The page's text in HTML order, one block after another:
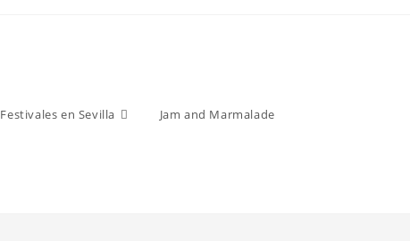
Festivales en Sevilla Jam and Marmalade